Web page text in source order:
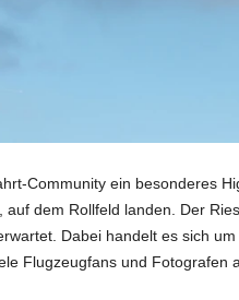
Community ein besonderes
, auf dem Rollfeld landen. Der
Dabei handelt es sich
Flugzeugfans und Fotografen